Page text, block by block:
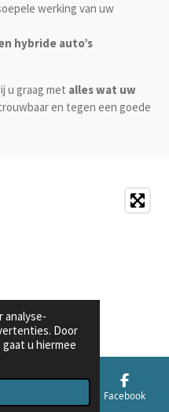
analyse-
Door
u hiermee
werking van uw
hybride auto’s
u graag met alles wat uw
en tegen een goede
Facebook